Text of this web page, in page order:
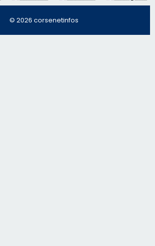
© 2026 corsenetinfos